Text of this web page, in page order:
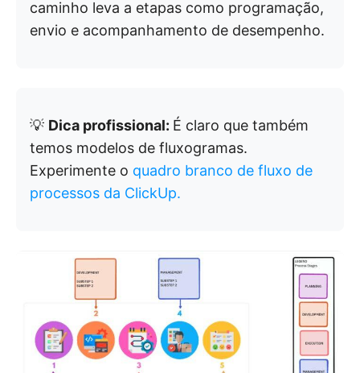
caminho leva a etapas como programação,
envio e acompanhamento de desempenho.
💡 Dica profissional: É claro que também
temos modelos de fluxogramas.
Experimente o quadro branco de fluxo de
processos da ClickUp.